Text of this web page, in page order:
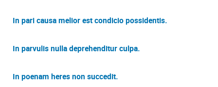
In pari causa melior est condicio possidentis.
In parvulis nulla deprehenditur culpa.
In poenam heres non succedit.